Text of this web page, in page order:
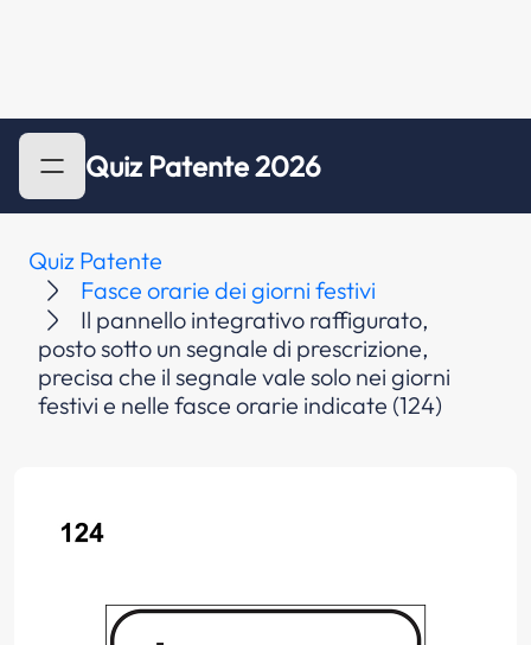
Quiz Patente 2026
Quiz Patente
Fasce orarie dei giorni festivi
Il pannello integrativo raffigurato,
posto sotto un segnale di prescrizione,
precisa che il segnale vale solo nei giorni
festivi e nelle fasce orarie indicate (124)